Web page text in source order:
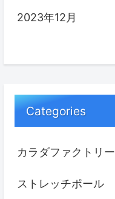
2023年12月
Categories
カラダファクトリー
ストレッチポール